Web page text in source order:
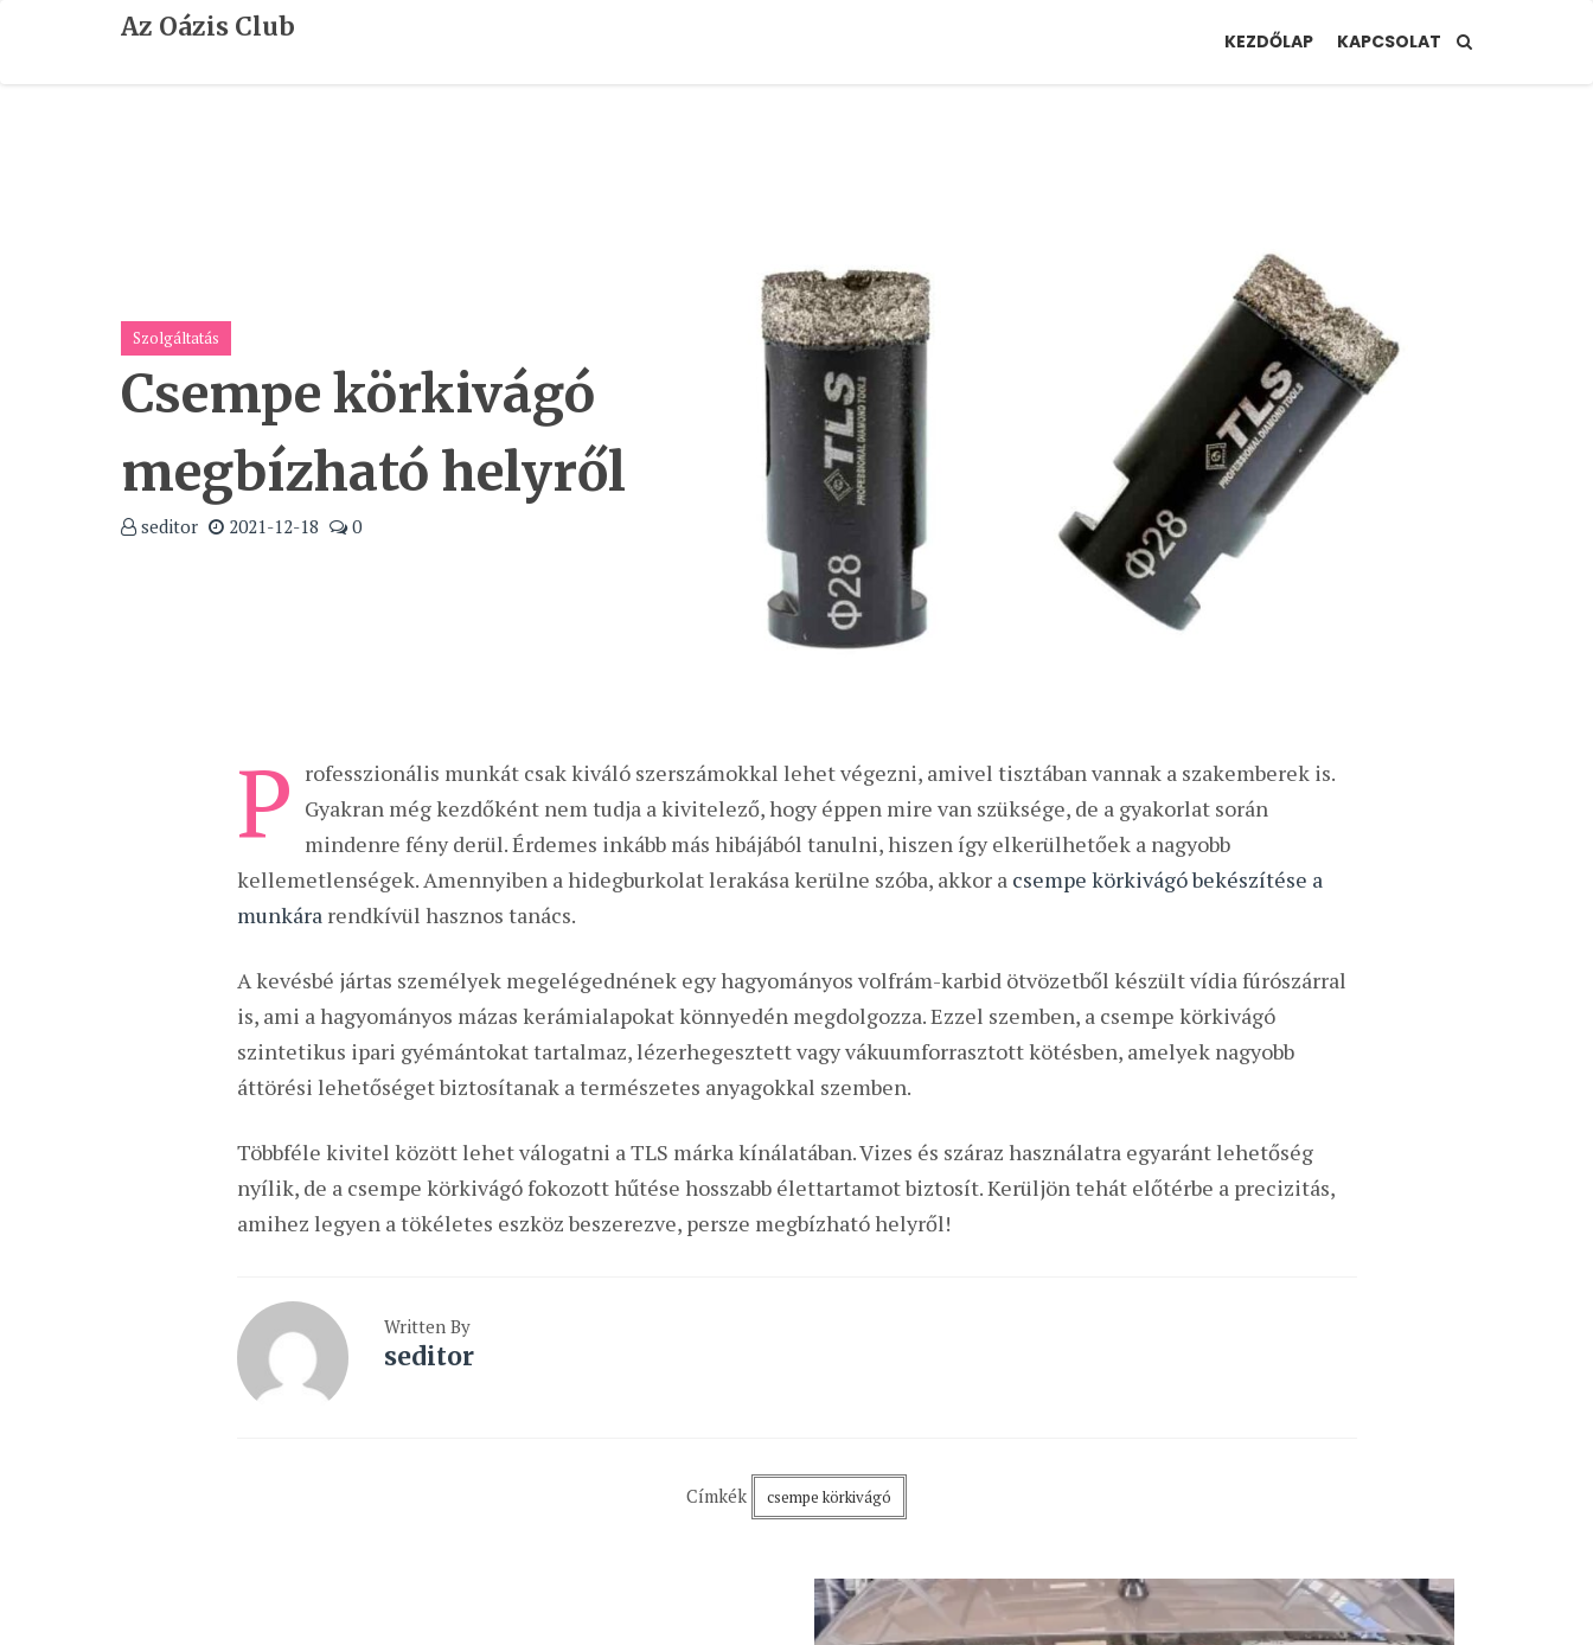
Az Oázis Club KEZDŐLAP KAPCSOLAT
Szolgáltatás
Csempe körkivágó
megbízható helyről
seditor 2021-12-18 0
P rofesszionális munkát csak kiváló szerszámokkal lehet végezni, amivel tisztában vannak a szakemberek is.
Gyakran még kezdőként nem tudja a kivitelező, hogy éppen mire van szüksége, de a gyakorlat során
mindenre fény derül. Érdemes inkább más hibájából tanulni, hiszen így elkerülhetőek a nagyobb
kellemetlenségek. Amennyiben a hidegburkolat lerakása kerülne szóba, akkor a csempe körkivágó bekészítése a
munkárarendkívül hasznos tanács.
A kevésbé jártas személyek megelégednének egy hagyományos volfrám-karbid ötvözetből készült vídia fúrószárral
is, ami a hagyományos mázas kerámialapokat könnyedén megdolgozza. Ezzel szemben, a csempe körkivágó
szintetikus ipari gyémántokat tartalmaz, lézerhegesztett vagy vákuumforrasztott kötésben, amelyek nagyobb
áttörési lehetőséget biztosítanak a természetes anyagokkal szemben.
Többféle kivitel között lehet válogatni a TLS márka kínálatában. Vizes és száraz használatra egyaránt lehetőség
nyílik, de a csempe körkivágó fokozott hűtése hosszabb élettartamot biztosít. Kerüljön tehát előtérbe a precizitás,
amihez legyen a tökéletes eszköz beszerezve, persze megbízható helyről!
Written By
seditor
Címkék csempe körkivágó